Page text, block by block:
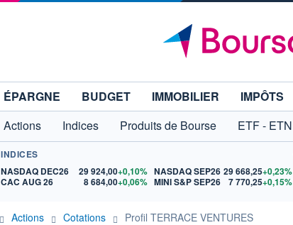
ÉPARGNE BUDGET IMMOBILIER IMPÔTS
Actions Indices Produits de Bourse ETF - ETN
INDICES
NASDAQ DEC26
29 924,00+0,10%
CAC AUG 26
8 684,00+0,06%
NASDAQ SEP26 29 668,25+0,23%
MINI S&P SEP26
7 770,25+0,15%
Actions Cotations Profil TERRACE VENTURES